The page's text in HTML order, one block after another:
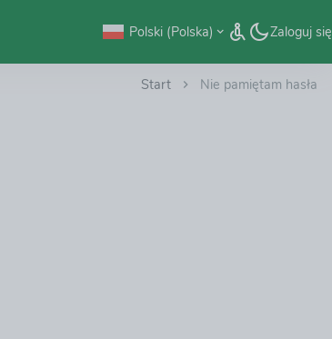
Polski (Polska) Zaloguj się
Start Nie pamiętam hasła